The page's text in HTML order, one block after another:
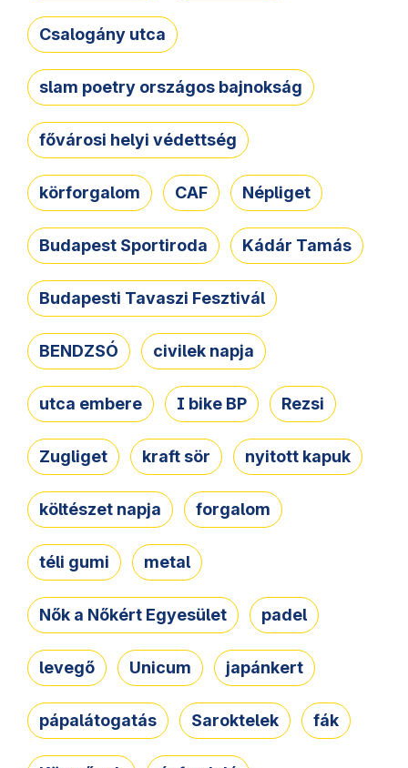
Csalogány utca
slam poetry országos bajnokság
fővárosi helyi védettség
körforgalom CAF Népliget
Budapest Sportiroda Kádár Tamás
Budapesti Tavaszi Fesztivál
BENDZSÓ civilek napja
utca embere I bike BP Rezsi
Zugliget kraft sör nyitott kapuk
költészet napja forgalom
téli gumi metal
Nők a Nőkért Egyesület padel
levegő Unicum japánkert
pápalátogatás Saroktelek fák